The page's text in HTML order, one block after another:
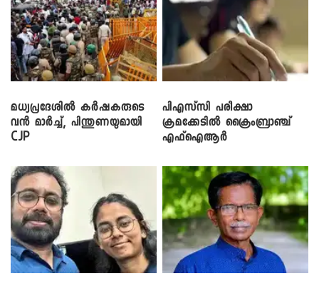
മധ്യപ്രദേശിൽ കർഷകരുടെ
വൻ മാർച്ച്, പിന്തുണയുമായി
CJP
പിഎസ്‌സി പരീക്ഷാ
ക്രമക്കേ‌ടിൽ ക്രൈംബ്രാഞ്ച്
എഫ്ഐആർ